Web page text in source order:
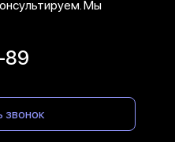
Мы
89
звонок